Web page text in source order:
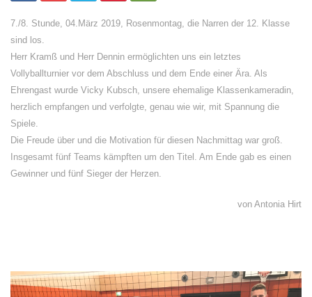
7./8. Stunde, 04.März 2019, Rosenmontag, die Narren der 12. Klasse
sind los.
Herr Kramß und Herr Dennin ermöglichten uns ein letztes
Vollyballturnier vor dem Abschluss und dem Ende einer Ära. Als
Ehrengast wurde Vicky Kubsch, unsere ehemalige Klassenkameradin,
herzlich empfangen und verfolgte, genau wie wir, mit Spannung die
Spiele.
Die Freude über und die Motivation für diesen Nachmittag war groß.
Insgesamt fünf Teams kämpften um den Titel. Am Ende gab es einen
Gewinner und fünf Sieger der Herzen.
von Antonia Hirt